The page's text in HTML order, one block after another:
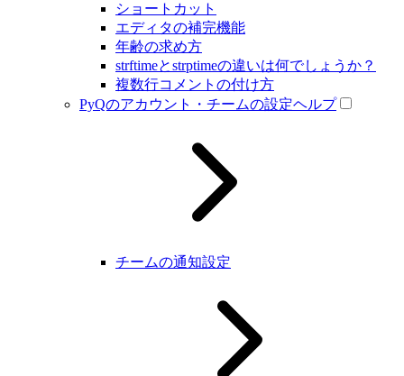
ショートカット
エディタの補完機能
年齢の求め方
strftimeとstrptimeの違いは何でしょうか？
複数行コメントの付け方
PyQのアカウント・チームの設定ヘルプ
チームの通知設定